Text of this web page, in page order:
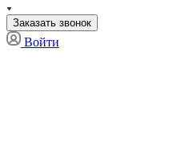
Заказать звонок
Войти